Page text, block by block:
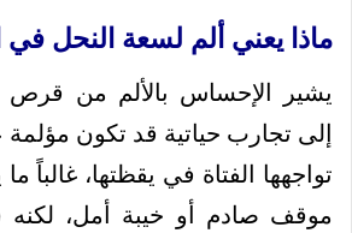
ماذا يعني ألم لسعة النحل في
يشير الإحساس بالألم من قرص
إلى تجارب حياتية قد تكون مؤلمة
تواجهها الفتاة في يقظتها، غالباً
موقف صادم أو خيبة أمل، لكنه